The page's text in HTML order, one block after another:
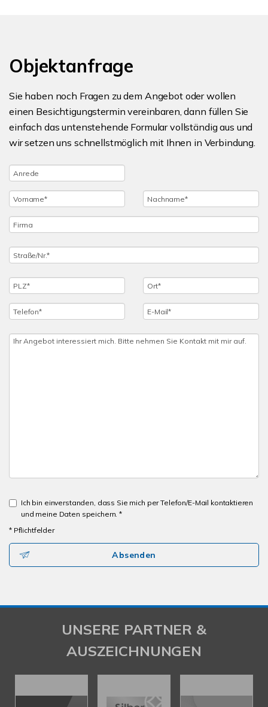
Objektanfrage
Sie haben noch Fragen zu dem Angebot oder wollen
einen Besichtigungstermin vereinbaren, dann füllen Sie
einfach das untenstehende Formular vollständig aus und
wir setzen uns schnellstmöglich mit Ihnen in Verbindung.
Ich bin einverstanden, dass Sie mich per Telefon/E-Mail kontaktieren
und meine Daten speichern. *
* Pflichtfelder
Absenden
UNSERE PARTNER &
AUSZEICHNUNGEN